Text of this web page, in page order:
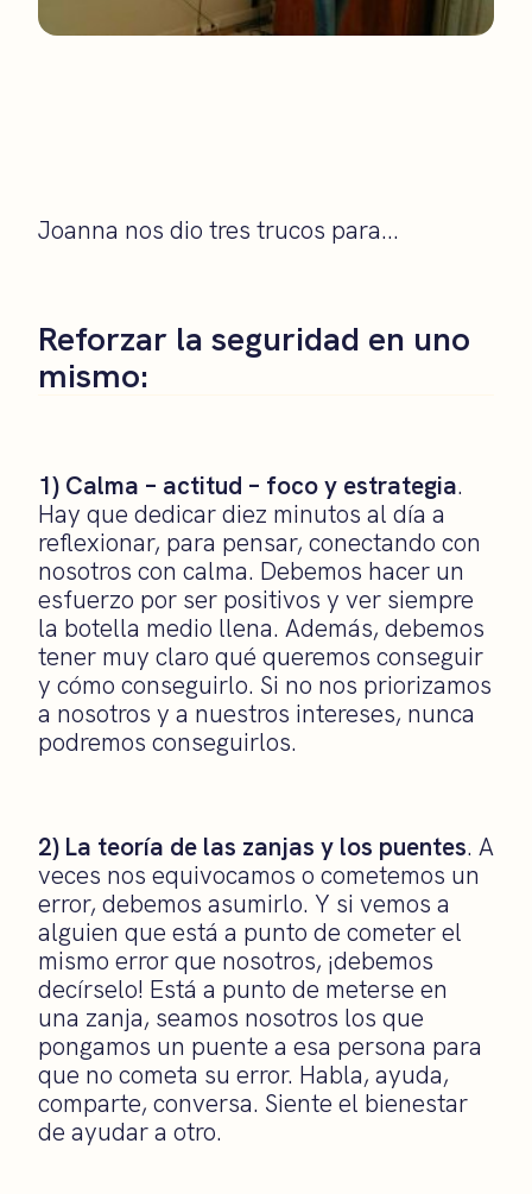
Joanna nos dio tres trucos para…
Reforzar la seguridad en uno
mismo:
1) Calma – actitud – foco y estrategia.
Hay que dedicar diez minutos al día a
reflexionar, para pensar, conectando con
nosotros con calma. Debemos hacer un
esfuerzo por ser positivos y ver siempre
la botella medio llena. Además, debemos
tener muy claro qué queremos conseguir
y cómo conseguirlo. Si no nos priorizamos
a nosotros y a nuestros intereses, nunca
podremos conseguirlos.
2) La teoría de las zanjas y los puentes. A
veces nos equivocamos o cometemos un
error, debemos asumirlo. Y si vemos a
alguien que está a punto de cometer el
mismo error que nosotros, ¡debemos
decírselo! Está a punto de meterse en
una zanja, seamos nosotros los que
pongamos un puente a esa persona para
que no cometa su error. Habla, ayuda,
comparte, conversa. Siente el bienestar
de ayudar a otro.